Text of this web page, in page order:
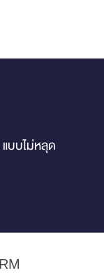
บบไม่หลุด